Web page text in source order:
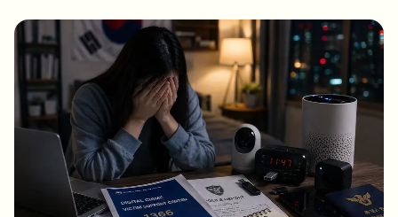
Video-intelligentie
Achtergrondverwijdering in bulk